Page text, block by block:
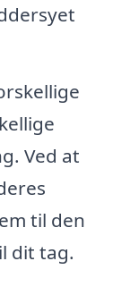
Ved at
til den
dit tag.